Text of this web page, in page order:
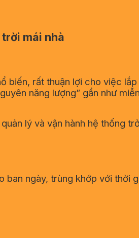
mái nhà
biến, rất thuận lợi cho việc
năng lượng” gần như
lý và vận hành hệ thống
ngày, trùng khớp với thời